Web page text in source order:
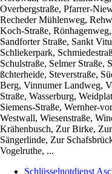
Overbergstraße, Pfarrer-
Recheder Mühlenweg,
Koch-Straße,
Sandforter Straße, Sankt
Schliekerpark,
Schulstraße, Selmer Straße,
ßchterheide, Steverstraße,
Berg, Vinnumer Landweg,
Straße, Wasserburg,
Siemens-Straße, Wernher-
Westwall, Wiesenstraße,
Krähenbusch, Zur Birke,
Sängerlinde, Zur
Vogelruthe, ...
Schlüsselnotdienst